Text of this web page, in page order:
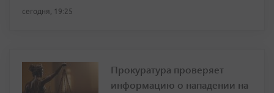
сегодня, 19:25
Прокуратура проверяет
информацию о нападении на